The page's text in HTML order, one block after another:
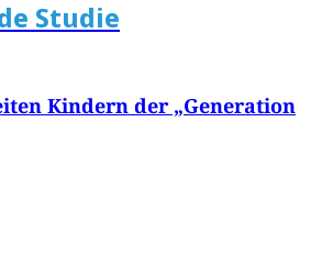
Studie
Kindern der „Generation